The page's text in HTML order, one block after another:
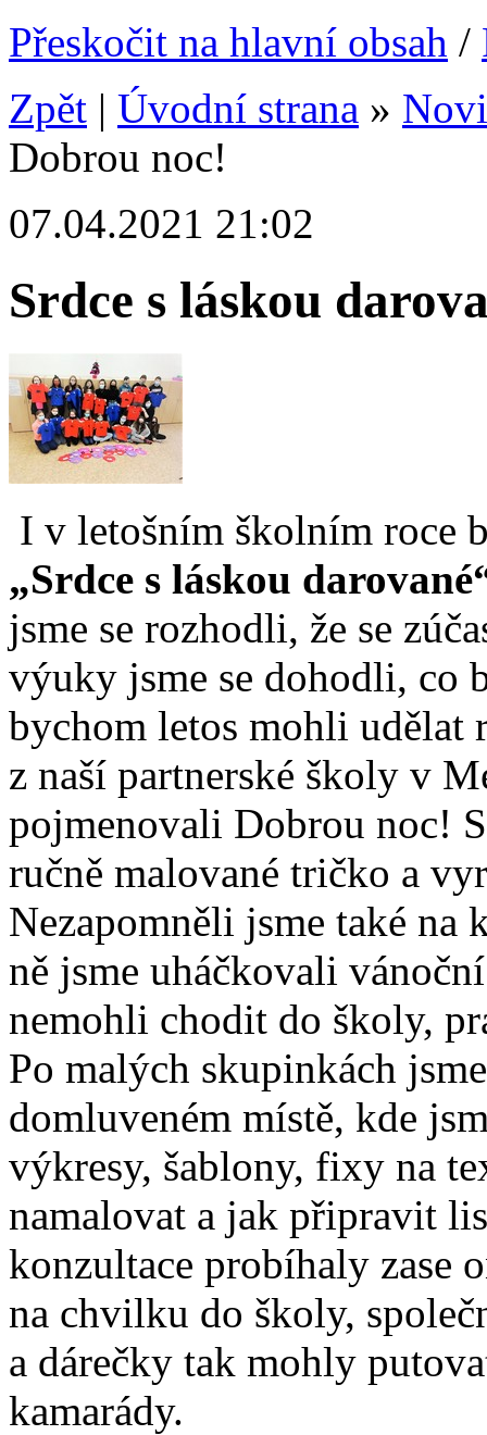
Přeskočit na hlavní obsah /
Zpět | Úvodní strana »
Dobrou noc!
07.04.2021 21:02
Srdce s láskou
I v letošním školním roce
„Srdce s láskou
jsme se rozhodli, že se
výuky jsme se dohodli, co
bychom letos mohli udělat
z naší partnerské školy v
pojmenovali Dobrou noc!
ručně malované tričko a
Nezapomněli jsme také na
ně jsme uháčkovali
nemohli chodit do školy,
Po malých skupinkách
domluveném místě, kde
výkresy, šablony, fixy na
namalovat a jak připravit
konzultace probíhaly zase
na chvilku do školy,
a dárečky tak mohly
kamarády.